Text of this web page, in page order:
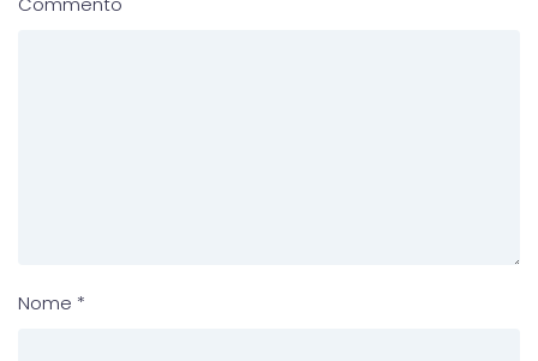
Nome *